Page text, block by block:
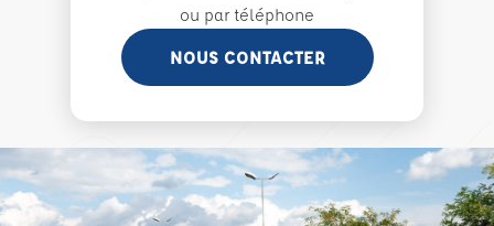
ou par téléphone
NOUS CONTACTER